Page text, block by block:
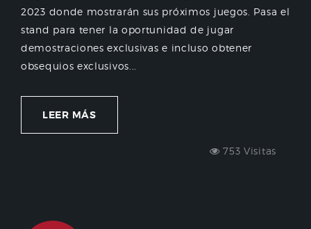
2023 donde mostrarán sus próximos juegos. Pasa el
stand para tener la oportunidad de jugar
demostraciones exclusivas e incluso obtener
obsequios exclusivos...
LEER MÁS
753 Visitas